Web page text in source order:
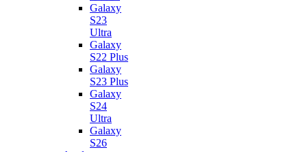
Galaxy
S23
Ultra
Galaxy
S22 Plus
Galaxy
S23 Plus
Galaxy
S24
Ultra
Galaxy
S26